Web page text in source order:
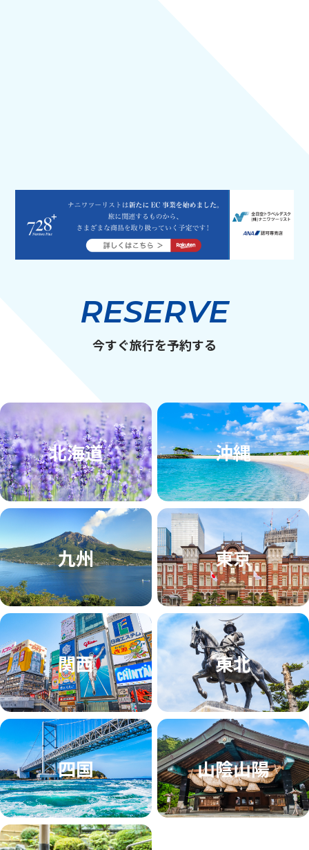
RESERVE
今すぐ旅行を予約する
北海道 沖縄
九州 東京
関西 東北
四国 山陰山陽